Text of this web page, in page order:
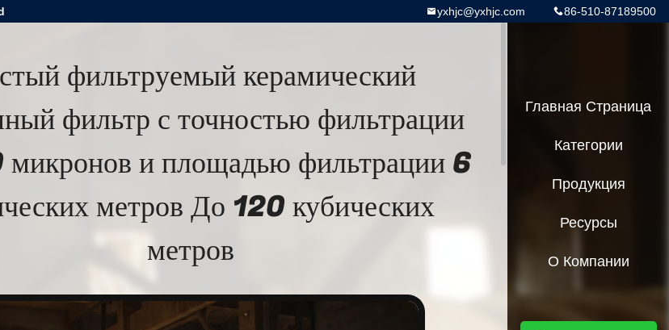
86-510-87189500
yxhjc@yxhjc.com
фильтруемый керамический
фильтр с точностью фильтрации
и площадью фильтрации 6
метров До 120 кубических
метров
Главная Страница
Категории
Продукция
Ресурсы
О Компании